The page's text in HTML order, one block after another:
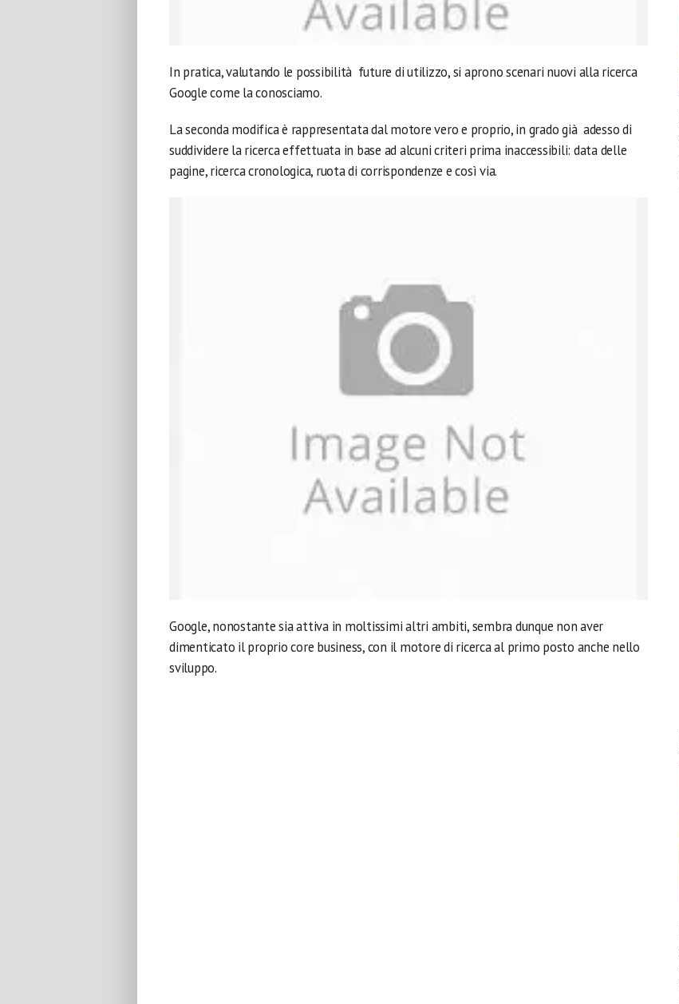
In pratica, valutando le possibilità future di utilizzo, si aprono scenari nuovi alla ricerca
Google come la conosciamo.
La seconda modifica è rappresentata dal motore vero e proprio, in grado già adesso di
suddividere la ricerca effettuata in base ad alcuni criteri prima inaccessibili: data delle
pagine, ricerca cronologica, ruota di corrispondenze e così via.
Google, nonostante sia attiva in moltissimi altri ambiti, sembra dunque non aver
dimenticato il proprio core business, con il motore di ricerca al primo posto anche nello
sviluppo.